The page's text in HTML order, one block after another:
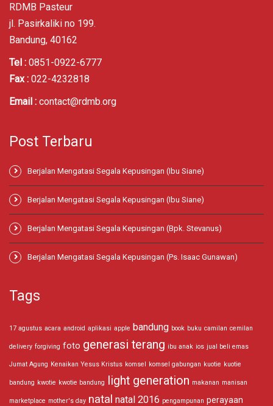
RDMB Pasteur
jl. Pasirkaliki no 199.
Bandung, 40162
Tel : 0851-0922-6777
Fax : 022-4232818
Email : contact@rdmb.org
Post Terbaru
Berjalan Mengatasi Segala Kepusingan (Ibu Siane)
Berjalan Mengatasi Segala Kepusingan (Ibu Siane)
Berjalan Mengatasi Segala Kepusingan (Bpk. Stevanus)
Berjalan Mengatasi Segala Kepusingan (Ps. Isaac Gunawan)
Tags
17 agustus acara android aplikasi apple bandung book buku camilan cemilan
delivery forgiving foto generasi terang ibu anak ios jual beli emas
Jumat Agung Kenaikan Yesus Kristus komsel komsel gabungan kuotie kuotie
bandung kwotie kwotie bandung light generation makanan manisan
marketplace mother's day natal natal 2016 pengampunan perayaan